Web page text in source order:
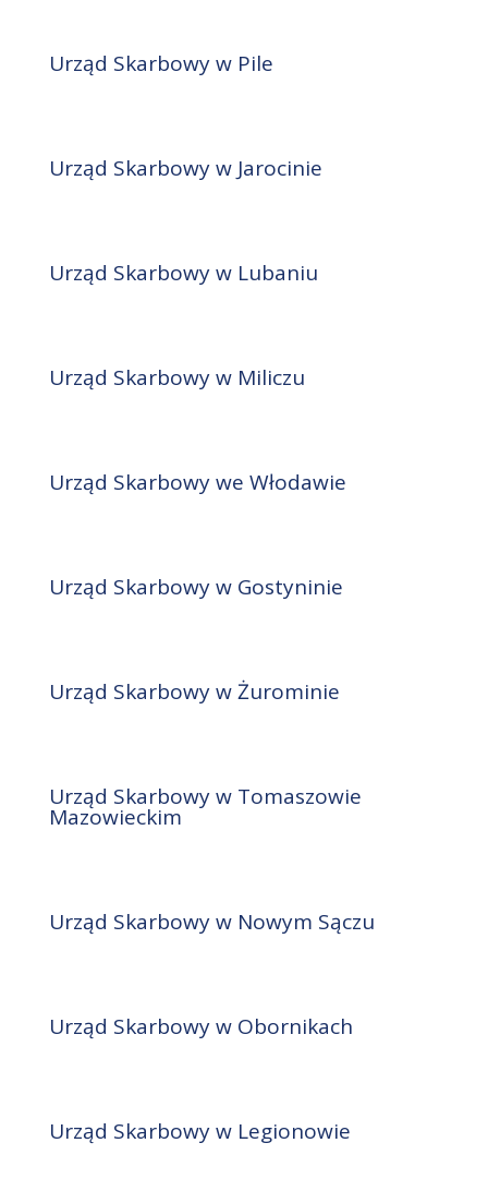
Urząd Skarbowy w Pile
Urząd Skarbowy w Jarocinie
Urząd Skarbowy w Lubaniu
Urząd Skarbowy w Miliczu
Urząd Skarbowy we Włodawie
Urząd Skarbowy w Gostyninie
Urząd Skarbowy w Żurominie
Urząd Skarbowy w Tomaszowie
Mazowieckim
Urząd Skarbowy w Nowym Sączu
Urząd Skarbowy w Obornikach
Urząd Skarbowy w Legionowie